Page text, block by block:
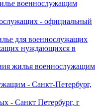
военнослужащим
- официальный
для военнослужащих
нуждающихся в
жилья военнослужащим
- Санкт-Петербург,
- Санкт Петербург, г